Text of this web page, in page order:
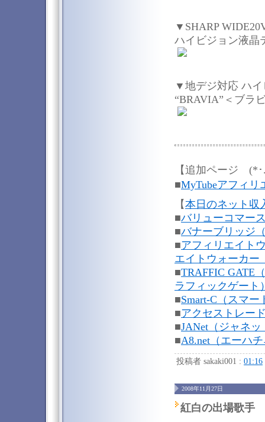
▼SHARP
ハイビジョン液晶
▼地デジ対応 ハ
“BRAVIA”＜ブラ
【追加ページ (*･
■MyTubeアフィリ
【本日のネット収
■バリューコマー
■バナーブリッジ
■アフィリエイト
エイトウォーカー
■TRAFFIC GATE
ラフィックゲート
■Smart-C（スマー
■アクセストレー
■JANet（ジャネッ
■A8.net（エーハ
投稿者 sakaki001 : 01:16
2008年11月27日
紅白の出場歌手